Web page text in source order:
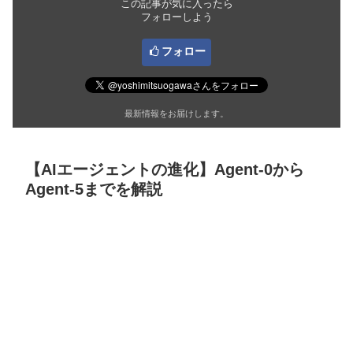
この記事が気に入ったら
フォローしよう
フォロー
最新情報をお届けします。
【AIエージェントの進化】Agent-0から
Agent-5までを解説